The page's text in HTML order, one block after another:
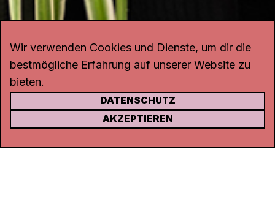
KONTAKT
Rohrerstrasse 20
Wir verwenden Cookies und Dienste, um dir die
bestmögliche Erfahrung auf unserer Website zu
bieten.
DATENSCHUTZ
AKZEPTIEREN